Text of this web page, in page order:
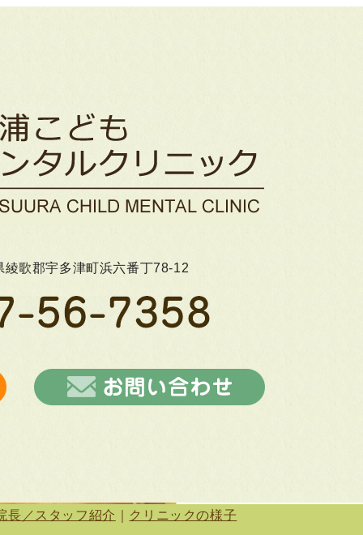
歌郡宇多津町浜六番丁78-12
長／スタッフ紹介 クリニックの様子